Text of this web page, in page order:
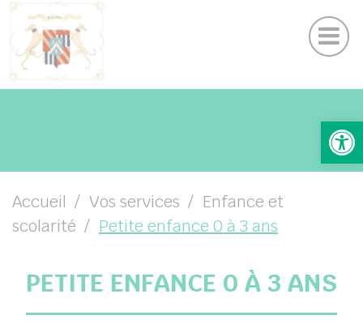
( VOS SERVICES )
( VIE LOCALE )
Contactez nous
Suivez-nous sur Facebook
Accueil Vos services
Enfance et
scolarité
Petite enfance 0 à 3 ans
PETITE ENFANCE 0 À 3 ANS
Panneau de gestion des cookies